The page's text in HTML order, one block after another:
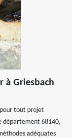
à Griesbach
tout projet
département 68140,
adéquates